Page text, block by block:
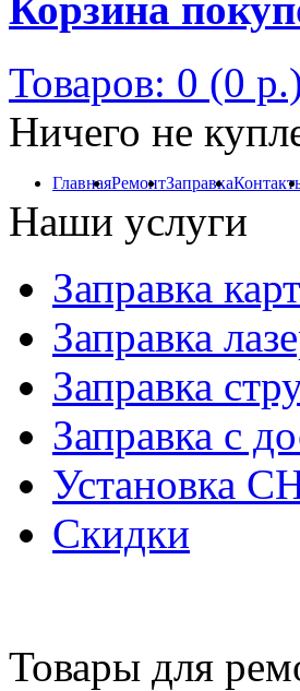
Корзина
Товаров: 0 (0
Ничего не
ГлавнаяРемонтЗаправка
Наши услуги
Заправка
Заправка
Заправка
Заправка с
Установка
Скидки
Товары для